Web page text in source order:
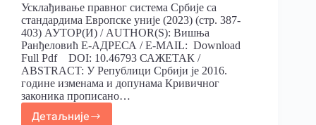
Усклађивање правног система Србије са
стандардима Европске уније (2023) (стр. 387-
403) АУТОР(И) / AUTHOR(S): Вишња
Ранђеловић Е-АДРЕСА / E-MAIL: Download
Full Pdf DOI: 10.46793 САЖЕТАК /
ABSTRACT: У Републици Србији је 2016.
године изменама и допунама Кривичног
законика прописано…
Детаљније